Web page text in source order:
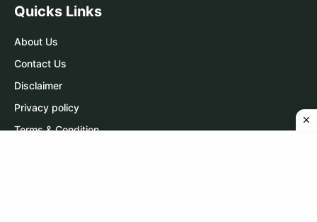
Quicks Links
About Us
Contact Us
Disclaimer
Privacy policy
Terms & Condition